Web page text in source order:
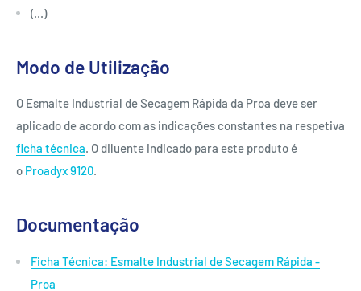
(...)
Modo de Utilização
O Esmalte Industrial de Secagem Rápida da Proa deve ser
aplicado de acordo com as indicações constantes na respetiva
ficha técnica. O diluente indicado para este produto é
o Proadyx 9120.
Documentação
Ficha Técnica: Esmalte Industrial de Secagem Rápida -
Proa